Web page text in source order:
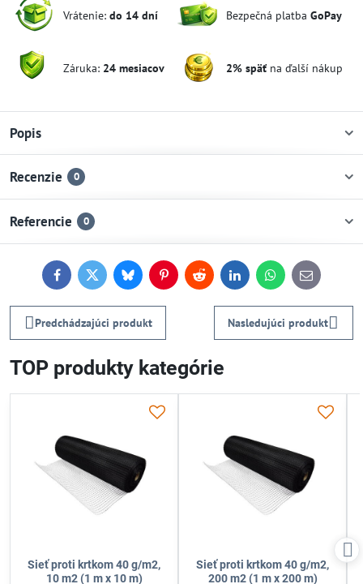
Vrátenie: do 14 dní Bezpečná platba GoPay
Záruka: 24 mesiacov 2% späťna ďalší nákup
Popis
Recenzie 0
Referencie 0
FacebookTwitterBlueskyPinterestReddit LinkedInWhatsApp
E-
mail
Predchádzajúci produkt Nasledujúci produkt
TOP produkty kategórie
Sieť proti krtkom 40 g/m2,
10 m2 (1 m x 10 m)
Sieť proti krtkom 40 g/m2,
200 m2 (1 m x 200 m)